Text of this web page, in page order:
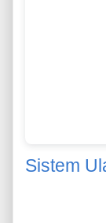
Sistem